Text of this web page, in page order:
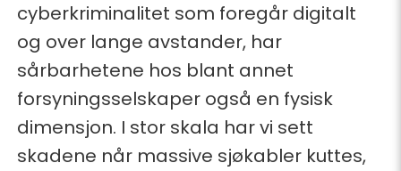
cyberkriminalitet som foregår digitalt
og over lange avstander, har
sårbarhetene hos blant annet
forsyningsselskaper også en fysisk
dimensjon. I stor skala har vi sett
skadene når massive sjøkabler kuttes,